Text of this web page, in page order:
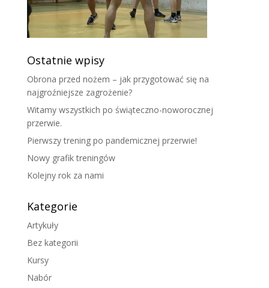
Ostatnie wpisy
Obrona przed nożem – jak przygotować się na
najgroźniejsze zagrożenie?
Witamy wszystkich po świąteczno-noworocznej
przerwie.
Pierwszy trening po pandemicznej przerwie!
Nowy grafik treningów
Kolejny rok za nami
Kategorie
Artykuły
Bez kategorii
Kursy
Nabór